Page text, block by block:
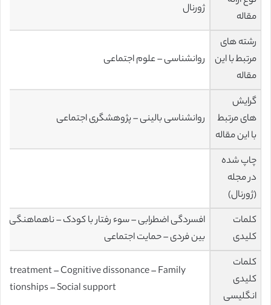
مقاله
ژورنال
رشته های
مرتبط با این
مقاله
روانشناسی – علوم اجتماعی
گرایش
های مرتبط
با این مقاله
روانشناسی بالینی – پژوهشگری اجتماعی
چاپ شده
در مجله
(ژورنال)
کلمات
کلیدی
افسردگی اضطرابی – سوء رفتار با کودک – ناهماهنگی
بین فردی – حمایت اجتماعی
کلمات
کلیدی
انگلیسی
– Cognitive dissonance – Family
– Social support